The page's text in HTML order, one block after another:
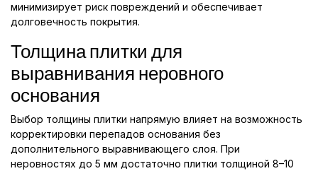
минимизирует риск повреждений и обеспечивает
долговечность покрытия.
Толщина плитки для
выравнивания неровного
основания
Выбор толщины плитки напрямую влияет на возможность
корректировки перепадов основания без
дополнительного выравнивающего слоя. При
неровностях до 5 мм достаточно плитки толщиной 8–10